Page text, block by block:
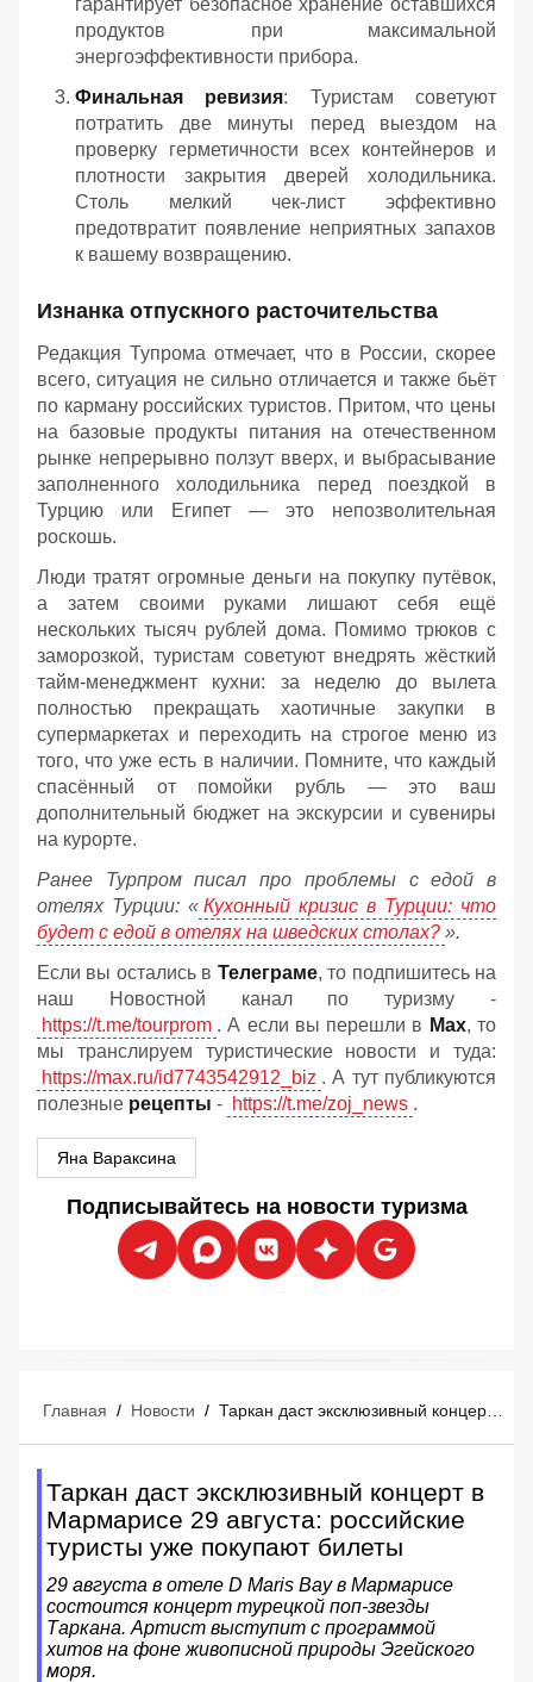
гарантирует безопасное хранение оставшихся
продуктов при максимальной
энергоэффективности прибора.
Финальная ревизия: Туристам советуют
потратить две минуты перед выездом на
проверку герметичности всех контейнеров и
плотности закрытия дверей холодильника.
Столь мелкий чек-лист эффективно
предотвратит появление неприятных запахов
к вашему возвращению.
Изнанка отпускного расточительства
Редакция Тупрома отмечает, что в России, скорее
всего, ситуация не сильно отличается и также бьёт
по карману российских туристов. Притом, что цены
на базовые продукты питания на отечественном
рынке непрерывно ползут вверх, и выбрасывание
заполненного холодильника перед поездкой в
Турцию или Египет — это непозволительная
роскошь.
Люди тратят огромные деньги на покупку путёвок,
а затем своими руками лишают себя ещё
нескольких тысяч рублей дома. Помимо трюков с
заморозкой, туристам советуют внедрять жёсткий
тайм-менеджмент кухни: за неделю до вылета
полностью прекращать хаотичные закупки в
супермаркетах и переходить на строгое меню из
того, что уже есть в наличии. Помните, что каждый
спасённый от помойки рубль — это ваш
дополнительный бюджет на экскурсии и сувениры
на курорте.
Ранее Турпром писал про проблемы с едой в
отелях Турции: « Кухонный кризис в Турции: что
будет с едой в отелях на шведских столах? ».
Если вы остались в Телеграме, то подпишитесь на
наш Новостной канал по туризму -
https://t.me/tourprom . А если вы перешли в Мах, то
мы транслируем туристические новости и туда:
https://max.ru/id7743542912_biz . А тут публикуются
полезные рецепты - https://t.me/zoj_news .
Яна Вараксина
Подписывайтесь на новости туризма
Главная / Новости /
Таркан даст эксклюзивный концерт в
Мармарисе 29 августа: российские
туристы уже покупают билеты
29 августа в отеле D Maris Bay в Мармарисе
состоится концерт турецкой поп-звезды
Таркана. Артист выступит с программой
хитов на фоне живописной природы Эгейского
моря.